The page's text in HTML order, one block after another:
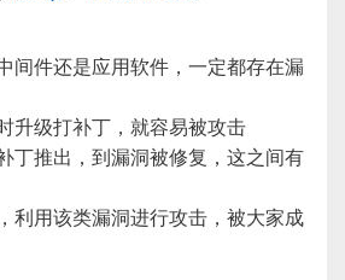
间件还是应用软件，一定都存在漏
升级打补丁，就容易被攻击
丁推出，到漏洞被修复，这之间有
利用该类漏洞进行攻击，被大家成